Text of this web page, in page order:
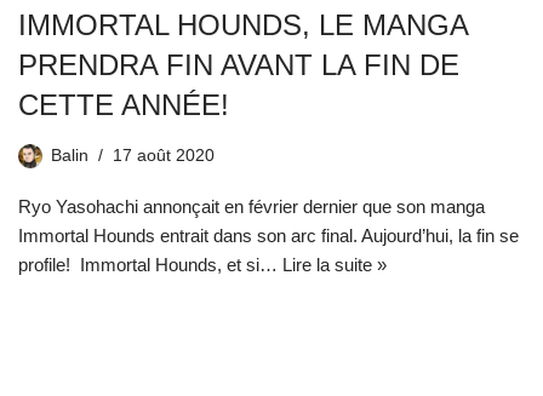
IMMORTAL HOUNDS, LE MANGA
PRENDRA FIN AVANT LA FIN DE
CETTE ANNÉE!
Balin 17 août 2020
Ryo Yasohachi annonçait en février dernier que son manga
Immortal Hounds entrait dans son arc final. Aujourd’hui, la fin se
profile! Immortal Hounds, et si… Lire la suite »